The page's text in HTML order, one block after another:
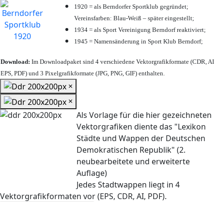
1920 = als Berndorfer Sportklub gegründet;
Vereinsfarben: Blau-Weiß – später eingestellt;
1934 = als Sport Vereinigung Berndorf reaktiviert;
1945 = Namensänderung in Sport Klub Berndorf;
Download: Im Downloadpaket sind 4 verschiedene Vektorgrafikformate (CDR, AI
EPS, PDF) und 3 Pixelgrafikformate (JPG, PNG, GIF) enthalten.
×
×
Als Vorlage für die hier gezeichneten
Vektorgrafiken diente das "Lexikon
Städte und Wappen der Deutschen
Demokratischen Republik" (2.
neubearbeitete und erweiterte
Auflage)
Jedes Stadtwappen liegt in 4
Vektorgrafikformaten vor (EPS, CDR, AI, PDF).